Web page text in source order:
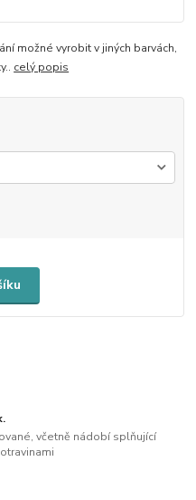
možné vyrobit v jiných barvách,
celý popis
včetně nádobí splňující